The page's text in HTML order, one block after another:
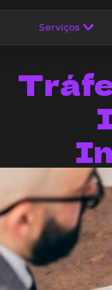
Serviços